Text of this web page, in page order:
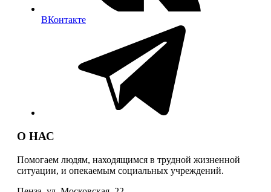
ВКонтакте
О НАС
Помогаем людям, находящимся в трудной жизненной
ситуации, и опекаемым социальных учреждений.